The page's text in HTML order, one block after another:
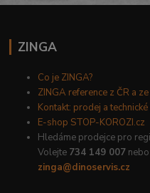
ZINGA
Co je ZINGA?
ZINGA reference z ČR a
Kontakt: prodej a
E-shop STOP-KOROZI.cz
Hledáme prodejce pro
Volejte 734 149 007
zinga@dinoservis.cz